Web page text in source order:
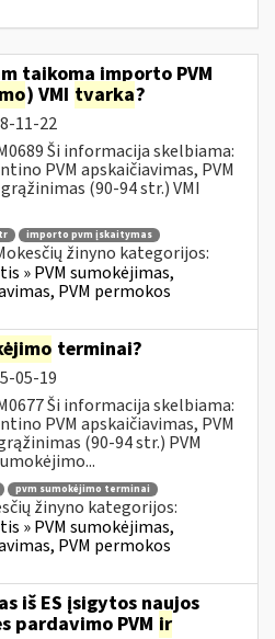
taikoma importo PVM
) VMI tvarka?
11-22
Ši informacija skelbiama:
PVM apskaičiavimas, PVM
grąžinimas (90-94 str.) VMI
importo pvm įskaitymas
žinyno kategorijos:
» PVM sumokėjimas,
PVM permokos
terminai?
05-19
Ši informacija skelbiama:
PVM apskaičiavimas, PVM
(90-94 str.) PVM
pvm sumokėjimo terminai
žinyno kategorijos:
» PVM sumokėjimas,
PVM permokos
iš ES įsigytos naujos
pardavimo PVM ir